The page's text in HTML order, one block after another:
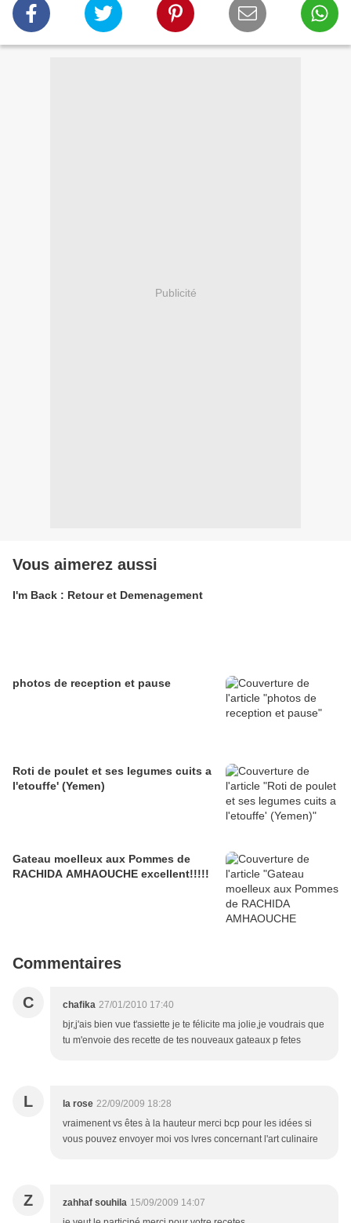
Publicité
Vous aimerez aussi
I'm Back : Retour et Demenagement
photos de reception et pause
Roti de poulet et ses legumes cuits a
l'etouffe' (Yemen)
Gateau moelleux aux Pommes de
RACHIDA AMHAOUCHE excellent!!!!!
Commentaires
C chafika 27/01/2010 17:40
bjr,j'ais bien vue t'assiette je te félicite ma jolie,je voudrais que
tu m'envoie des recette de tes nouveaux gateaux p fetes
L la rose 22/09/2009 18:28
vraimenent vs êtes à la hauteur merci bcp pour les idées si
vous pouvez envoyer moi vos lvres concernant l'art culinaire
Z zahhaf souhila 15/09/2009 14:07